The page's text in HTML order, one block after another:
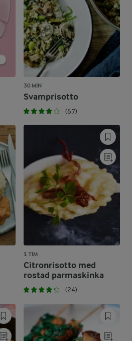
30 MIN
Svamprisotto
(67)
1 TIM
Citronrisotto med
rostad parmaskinka
(24)